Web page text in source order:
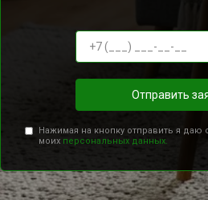
Отправить
Нажимая на кнопку отправить я даю
моих персональных данных.